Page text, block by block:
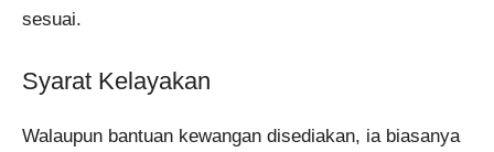
sesuai.
Syarat Kelayakan
Walaupun bantuan kewangan disediakan, ia biasanya